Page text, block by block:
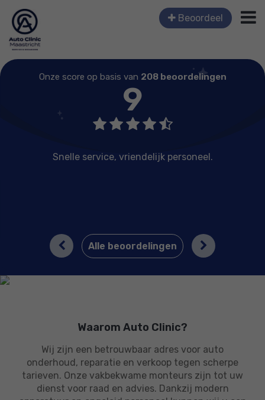
Beoordeel
Onze score op basis van 208 beoordelingen
9
Snelle service, vriendelijk personeel.
PreviousAlle beoordelingen Next
Waarom Auto Clinic?
Wij zijn een betrouwbaar adres voor auto
onderhoud, reparatie en verkoop tegen scherpe
tarieven. Onze vakbekwame monteurs zijn tot uw
dienst voor raad en advies. Dankzij modern